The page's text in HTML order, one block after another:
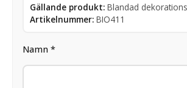
Gällande produkt: Blandad
Artikelnummer: BIO411
Namn *